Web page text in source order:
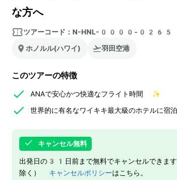
な方へ
ツアーコード： N-HNL-0000-0265
ホノルル(ハワイ)
羽田空港
このツアーの特徴
ANAで安心かつ快適なフライト時間 ✨
世界的に有名なワイキキ最大級のホテルに宿泊
キャンセル無料
出発日の31日前まで無料でキャンセルできま
除く） キャンセルポリシーはこちら。